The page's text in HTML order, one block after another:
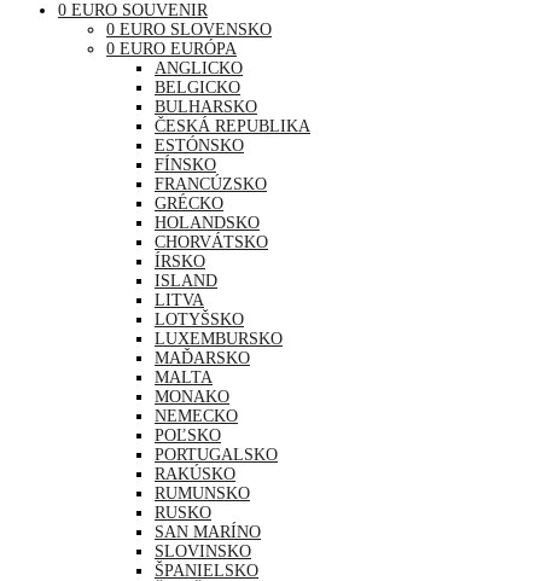
0 EURO SOUVENIR
0 EURO SLOVENSKO
0 EURO EURÓPA
ANGLICKO
BELGICKO
BULHARSKO
ČESKÁ REPUBLIKA
ESTÓNSKO
FÍNSKO
FRANCÚZSKO
GRÉCKO
HOLANDSKO
CHORVÁTSKO
ÍRSKO
ISLAND
LITVA
LOTYŠSKO
LUXEMBURSKO
MAĎARSKO
MALTA
MONAKO
NEMECKO
POĽSKO
PORTUGALSKO
RAKÚSKO
RUMUNSKO
RUSKO
SAN MARÍNO
SLOVINSKO
ŠPANIELSKO